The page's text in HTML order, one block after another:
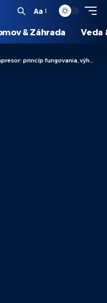
Aa
& Záhrada Veda
princíp fungovania, výhody a použitie v domácnosti